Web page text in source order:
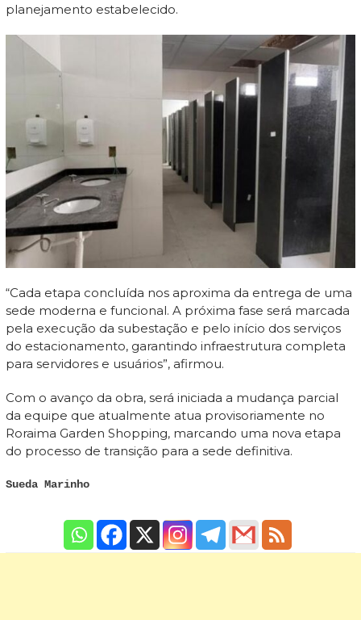
planejamento estabelecido.
“Cada etapa concluída nos aproxima da entrega de uma
sede moderna e funcional. A próxima fase será marcada
pela execução da subestação e pelo início dos serviços
do estacionamento, garantindo infraestrutura completa
para servidores e usuários”, afirmou.
Com o avanço da obra, será iniciada a mudança parcial
da equipe que atualmente atua provisoriamente no
Roraima Garden Shopping, marcando uma nova etapa
do processo de transição para a sede definitiva.
Sueda Marinho